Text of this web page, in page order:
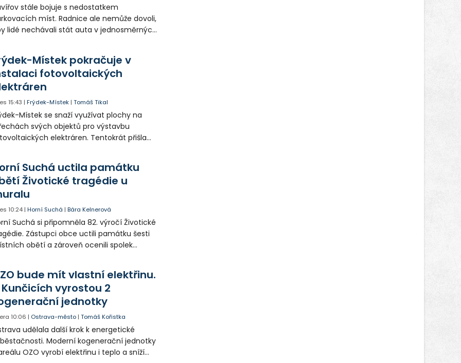
stále bojuje s nedostatkem
míst. Radnice ale nemůže dovoli,
lidé nechávali stát auta v jednosměrných
někteří obyvatelé rozhodli sepsat petici.
Místek pokračuje v
fotovoltaických
15:43 |Frýdek-Místek |Tomáš Tikal
Místek se snaží využívat plochy na
svých objektů pro výstavbu
elektráren. Tentokrát přišla
Suchá uctila památku
Životické tragédie u
10:24 |Horní Suchá |Bára Kelnerová
Suchá si připomněla 82. výročí Životické
Zástupci obce uctili památku šesti
obětí a zároveň ocenili spolek
prostřednictvím QR kódů u
bude mít vlastní elektřinu.
Kunčicích vyrostou 2
jednotky
10:06 | Ostrava-město |Tomáš Kořistka
udělala další krok k energetické
Moderní kogenerační jednotky
OZO vyrobí elektřinu i teplo a sníží